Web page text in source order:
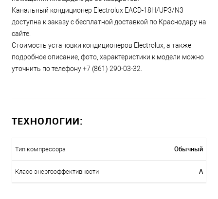
Канальный кондиционер Electrolux EACD-18H/UP3/N3
доступна к заказу с бесплатной доставкой по Краснодару на
сайте.
Стоимость установки кондиционеров Electrolux, а также
подробное описание, фото, характеристики к модели можно
уточнить по телефону +7 (861) 290-03-32.
ТЕХНОЛОГИИ:
Тип компрессора Обычный
Класс энергоэффективности A